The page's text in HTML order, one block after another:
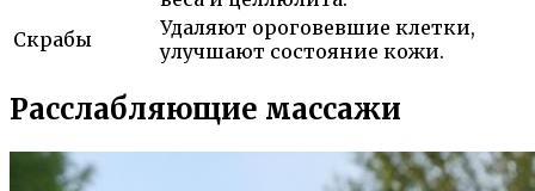
Скрабы
Удаляют ороговевшие клетки,
улучшают состояние кожи.
Расслабляющие массажи